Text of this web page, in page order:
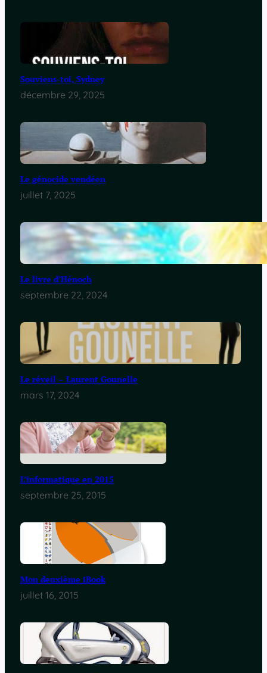
Souviens-toi, Sydney
décembre 29, 2025
Le génocide vendéen
juillet 7, 2025
Le livre d’Hénoch
septembre 22, 2024
Le réveil – Laurent Gounelle
mars 17, 2024
L’informatique en 2015
septembre 25, 2015
Mon deuxième iBook
juillet 16, 2015